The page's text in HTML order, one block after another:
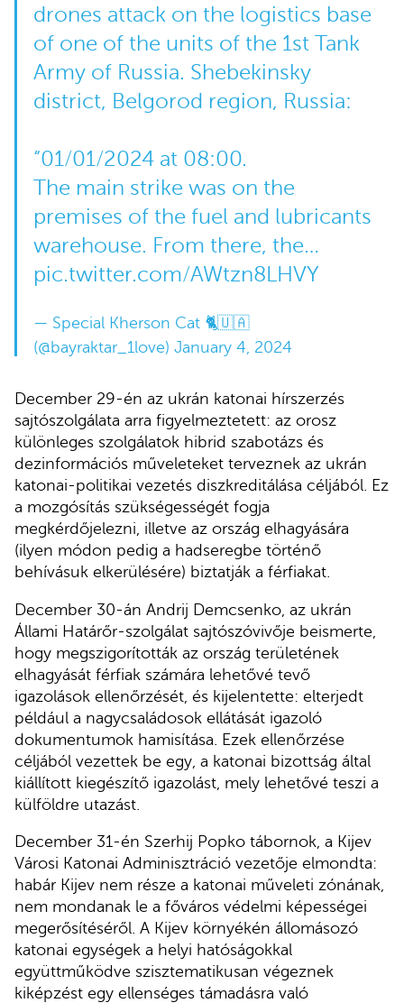
drones attack on the logistics base
of one of the units of the 1st Tank
Army of Russia. Shebekinsky
district, Belgorod region, Russia:
“01/01/2024 at 08:00.
The main strike was on the
premises of the fuel and lubricants
warehouse. From there, the…
pic.twitter.com/AWtzn8LHVY
— Special Kherson Cat 🐈🇺🇦
(@bayraktar_1love) January 4, 2024
December 29-én az ukrán katonai hírszerzés
sajtószolgálata arra figyelmeztetett: az orosz
különleges szolgálatok hibrid szabotázs és
dezinformációs műveleteket terveznek az ukrán
katonai-politikai vezetés diszkreditálása céljából. Ez
a mozgósítás szükségességét fogja
megkérdőjelezni, illetve az ország elhagyására
(ilyen módon pedig a hadseregbe történő
behívásuk elkerülésére) biztatják a férfiakat.
December 30-án Andrij Demcsenko, az ukrán
Állami Határőr-szolgálat sajtószóvivője beismerte,
hogy megszigorították az ország területének
elhagyását férfiak számára lehetővé tevő
igazolások ellenőrzését, és kijelentette: elterjedt
például a nagycsaládosok ellátását igazoló
dokumentumok hamisítása. Ezek ellenőrzése
céljából vezettek be egy, a katonai bizottság által
kiállított kiegészítő igazolást, mely lehetővé teszi a
külföldre utazást.
December 31-én Szerhij Popko tábornok, a Kijev
Városi Katonai Adminisztráció vezetője elmondta:
habár Kijev nem része a katonai műveleti zónának,
nem mondanak le a főváros védelmi képességei
megerősítéséről. A Kijev környékén állomásozó
katonai egységek a helyi hatóságokkal
együttműködve szisztematikusan végeznek
kiképzést egy ellenséges támadásra való